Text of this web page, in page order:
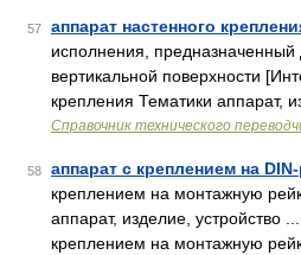
57 аппарат настенного
исполнения, предназначенный
вертикальной поверхности
крепления Тематики аппарат,
Справочник технического
58 аппарат с креплением на
креплением на монтажную
аппарат, изделие, устройство
креплением на монтажную